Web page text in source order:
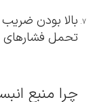
بالا بودن ضریب
تحمل فشارهای
چرا منبع